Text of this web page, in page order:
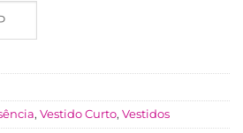
, Vestido Curto, Vestidos